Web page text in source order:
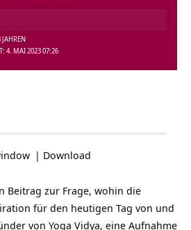
4. MAI 2023 07:26
| Download
Beitrag zur Frage, wohin die
für den heutigen Tag von und
von Yoga Vidya, eine Aufnahme